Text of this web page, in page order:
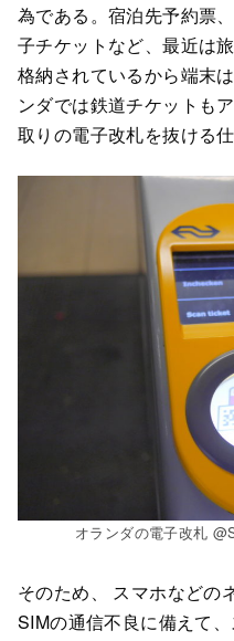
為である。宿泊先予約票
子チケットなど、最近は
格納されているから端末
ンダでは鉄道チケットも
取りの電子改札を抜ける
オランダの電子改札
そのため、 スマホなどの
SIMの通信不良に備えて